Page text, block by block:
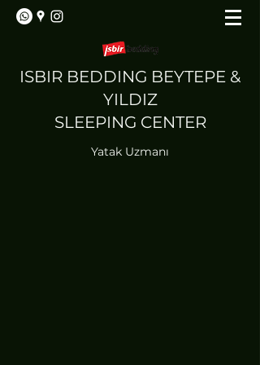
ISBIR BEDDING BEYTEPE &
YILDIZ
SLEEPING CENTER
Yatak Uzmanı